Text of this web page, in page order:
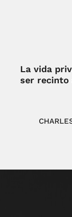
La vida
ser recinto